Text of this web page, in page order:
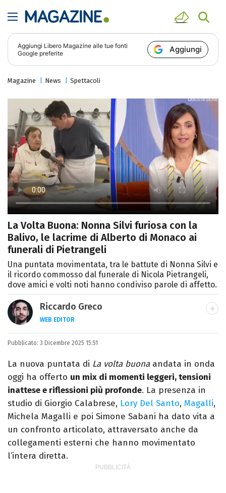
Aggiungi Libero Magazine alle tue fonti
Google preferite
Aggiungi
Magazine News Spettacoli
La Volta Buona: Nonna Silvi furiosa con la
Balivo, le lacrime di Alberto di Monaco ai
funerali di Pietrangeli
Una puntata movimentata, tra le battute di Nonna Silvi e
il ricordo commosso dal funerale di Nicola Pietrangeli,
dove amici e volti noti hanno condiviso parole di affetto.
Riccardo Greco
WEB EDITOR
LINKEDIN
Si avvicina all'editoria studiando all'IED
come Fashion Editor. Si specializza poi in
Comunicazione digitale, Giornalismo e
Nuovi media presso La Sapienza,
collaborando con alcune testate ed uffici
stampa.
Pubblicato: 3 Dicembre 2025 15:51
La nuova puntata di La volta buonaandata in onda
oggi ha offerto un mix di momenti leggeri, tensioni
inattese e riflessioni più profonde. La presenza in
studio di Giorgio Calabrese, Lory Del Santo, Magalli,
Michela Magalli e poi Simone Sabani ha dato vita a
un confronto articolato, attraversato anche da
collegamenti esterni che hanno movimentato
l’intera diretta.